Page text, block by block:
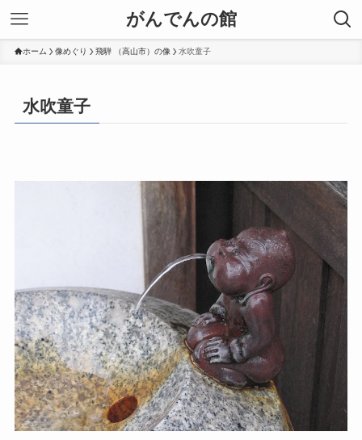
がんでんの館
ホーム 像めぐり 飛騨 （高山市）の像 水吹童子
水吹童子